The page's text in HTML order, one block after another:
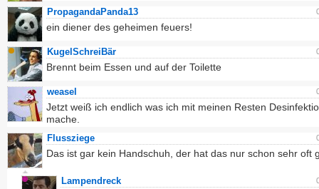
PropagandaPanda13
ein diener des geheimen feuers!
KugelSchreiBär
Brennt beim Essen und auf der Toilette
weasel
Jetzt weiß ich endlich was ich mit meinen Resten
mache.
Flussziege
Das ist gar kein Handschuh, der hat das nur schon sehr oft
Lampendreck